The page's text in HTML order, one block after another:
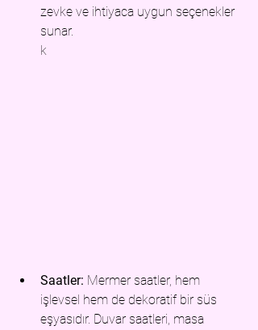
zevke ve ihtiyaca uygun seçenekler
sunar.
k
Saatler: Mermer saatler, hem
işlevsel hem de dekoratif bir süs
eşyasıdır. Duvar saatleri, masa